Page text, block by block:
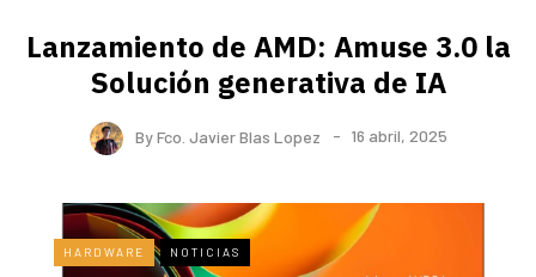
Lanzamiento de AMD: Amuse 3.0 la
Solución generativa de IA
ByFco. Javier Blas Lopez 16 abril, 2025
HARDWARE NOTICIAS